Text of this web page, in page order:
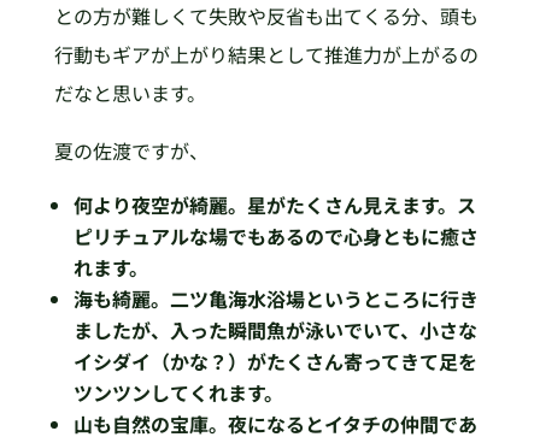
との方が難しくて失敗や反省も出てくる分、頭も
行動もギアが上がり結果として推進力が上がるの
だなと思います。
夏の佐渡ですが、
何より夜空が綺麗。星がたくさん見えます。ス
ピリチュアルな場でもあるので心身ともに癒さ
れます。
海も綺麗。二ツ亀海水浴場というところに行き
ましたが、入った瞬間魚が泳いでいて、小さな
イシダイ（かな？）がたくさん寄ってきて足を
ツンツンしてくれます。
山も自然の宝庫。夜になるとイタチの仲間であ